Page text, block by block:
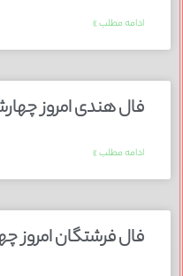
ادامه مطلب »
فال هندی امروز چهارشنبه 3
ادامه مطلب »
فال فرشتگان امروز